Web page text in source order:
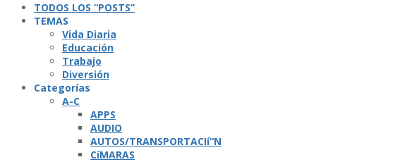
TODOS LOS “POSTS”
TEMAS
Vida Diaria
Educación
Trabajo
Diversión
Categorí­as
A-C
APPS
AUDIO
AUTOS/TRANSPORTACIí“N
CíMARAS